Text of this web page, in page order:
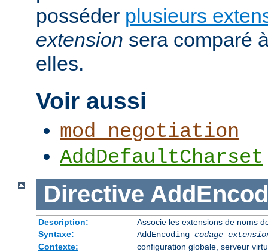
posséder plusieurs
extension sera comparé
elles.
Voir aussi
mod_negotiation
AddDefaultCharset
Directive
Description:
Associe les extensions de noms
Syntaxe:
AddEncoding codage
Contexte:
configuration globale, serveur